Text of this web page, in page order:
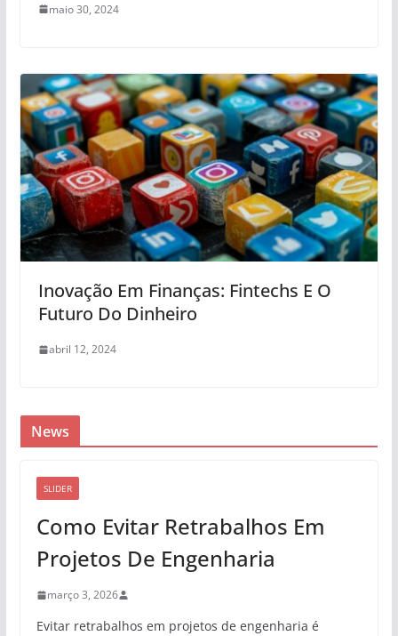
maio 30, 2024
Inovação Em Finanças: Fintechs E O
Futuro Do Dinheiro
abril 12, 2024
News
SLIDER
Como Evitar Retrabalhos Em
Projetos De Engenharia
março 3, 2026
Evitar retrabalhos em projetos de engenharia é